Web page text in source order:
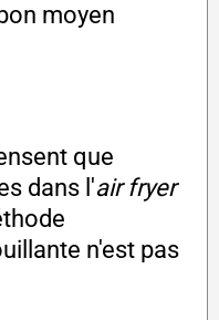
moyen
que
dans l'air fryer
n'est pas